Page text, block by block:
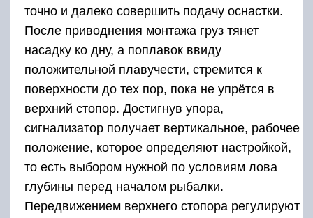
точно и далеко совершить подачу оснастки.
После приводнения монтажа груз тянет
насадку ко дну, а поплавок ввиду
положительной плавучести, стремится к
поверхности до тех пор, пока не упрётся в
верхний стопор. Достигнув упора,
сигнализатор получает вертикальное, рабочее
положение, которое определяют настройкой,
то есть выбором нужной по условиям лова
глубины перед началом рыбалки.
Передвижением верхнего стопора регулируют